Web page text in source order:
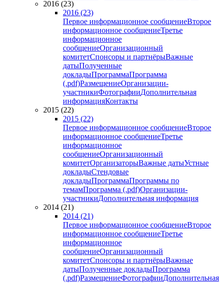
2016 (23)
2016 (23)
Первое информационное сообщениеВторое
информационное сообщениеТретье
информационное
сообщениеОрганизационный
комитетСпонсоры и партнёрыВажные
датыПолученные
докладыПрограммаПрограмма
(.pdf)РазмещениеОрганизации-
участникиФотографииДополнительная
информацияКонтакты
2015 (22)
2015 (22)
Первое информационное сообщениеВторое
информационное сообщениеТретье
информационное
сообщениеОрганизационный
комитетОрганизаторыВажные датыУстные
докладыСтендовые
докладыПрограммаПрограммы по
темамПрограмма (.pdf)Организации-
участникиДополнительная информация
2014 (21)
2014 (21)
Первое информационное сообщениеВторое
информационное сообщениеТретье
информационное
сообщениеОрганизационный
комитетСпонсоры и партнёрыВажные
датыПолученные докладыПрограмма
(.pdf)РазмещениеФотографииДополнительная